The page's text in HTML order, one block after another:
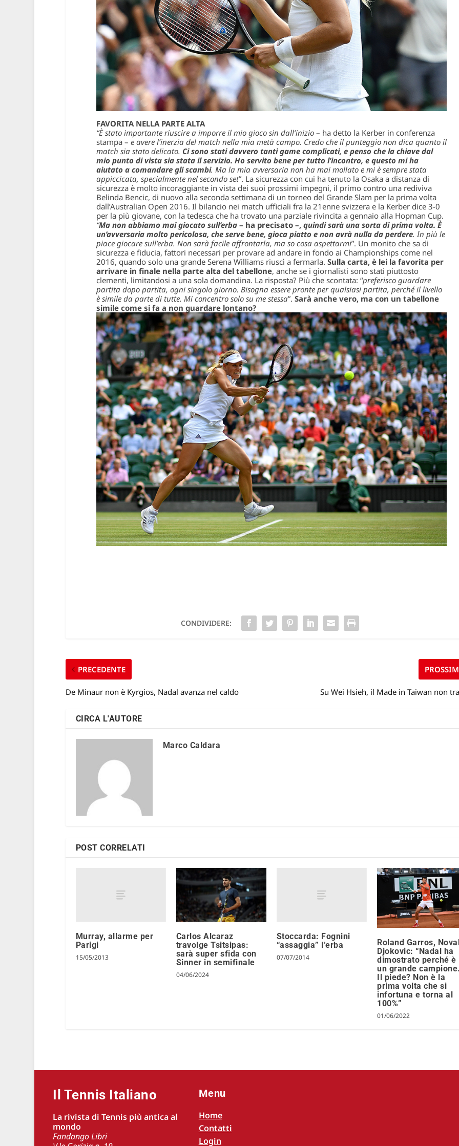
FAVORITA NELLA PARTE ALTA
“È stato importante riuscire a imporre il mio gioco sin dall’inizio– ha detto la Kerber in conferenza
stampa – e avere l’inerzia del match nella mia metà campo. Credo che il punteggio non dica quanto il
match sia stato delicato. Ci sono stati davvero tanti game complicati, e penso che la chiave dal
mio punto di vista sia stata il servizio. Ho servito bene per tutto l’incontro, e questo mi ha
aiutato a comandare gli scambi. Ma la mia avversaria non ha mai mollato e mi è sempre stata
appiccicata, specialmente nel secondo set”. La sicurezza con cui ha tenuto la Osaka a distanza di
sicurezza è molto incoraggiante in vista dei suoi prossimi impegni, il primo contro una rediviva
Belinda Bencic, di nuovo alla seconda settimana di un torneo del Grande Slam per la prima volta
dall’Australian Open 2016. Il bilancio nei match ufficiali fra la 21enne svizzera e la Kerber dice 3-0
per la più giovane, con la tedesca che ha trovato una parziale rivincita a gennaio alla Hopman Cup.
“Ma non abbiamo mai giocato sull’erba– ha precisato –, quindi sarà una sorta di prima volta. È
un’avversaria molto pericolosa, che serve bene, gioca piatto e non avrà nulla da perdere. In più le
piace giocare sull’erba. Non sarà facile affrontarla, ma so cosa aspettarmi”. Un monito che sa di
sicurezza e fiducia, fattori necessari per provare ad andare in fondo ai Championships come nel
2016, quando solo una grande Serena Williams riuscì a fermarla. Sulla carta, è lei la favorita per
arrivare in finale nella parte alta del tabellone, anche se i giornalisti sono stati piuttosto
clementi, limitandosi a una sola domandina. La risposta? Più che scontata: “preferisco guardare
partita dopo partita, ogni singolo giorno. Bisogna essere pronte per qualsiasi partita, perché il livello
è simile da parte di tutte. Mi concentro solo su me stessa”. Sarà anche vero, ma con un tabellone
simile come si fa a non guardare lontano?
CONDIVIDERE:
PRECEDENTE
De Minaur non è Kyrgios, Nadal avanza nel caldo Su Wei Hsieh, il Made in Taiwan non
CIRCA L'AUTORE
Marco Caldara
POST CORRELATI
Murray, allarme per
Parigi
15/05/2013
Carlos Alcaraz
travolge Tsitsipas:
sarà super sfida con
Sinner in semifinale
04/06/2024
Stoccarda: Fognini
“assaggia” l’erba
07/07/2014
Roland Garros,
Djokovic: “Nadal ha
dimostrato perché è
un grande
Il piede? Non è la
prima volta che si
infortuna e torna al
100%”
01/06/2022
Il Tennis Italiano
La rivista di Tennis più antica al
mondo
Fandango Libri
Menu
Home
Contatti
Login